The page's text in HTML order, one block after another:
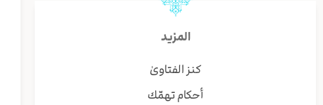
المزيد
كنز الفتاوىٰ
أحكام تهمّك